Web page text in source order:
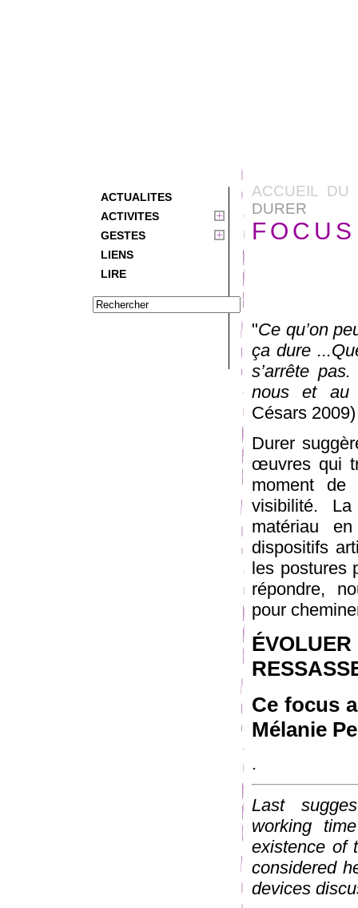
ACTUALITES
ACTIVITES
GESTES
LIENS
LIRE
ACCUEIL DU
DURER
"Ce qu’on
ça dure
s’arrête
nous et au
Césars 2009)
Durer
œuvres qui
moment de
visibilité.
matériau
dispositifs
les postures
répondre,
pour
Ce focus
Mélanie
.
Last
working
existence of
considered
devices